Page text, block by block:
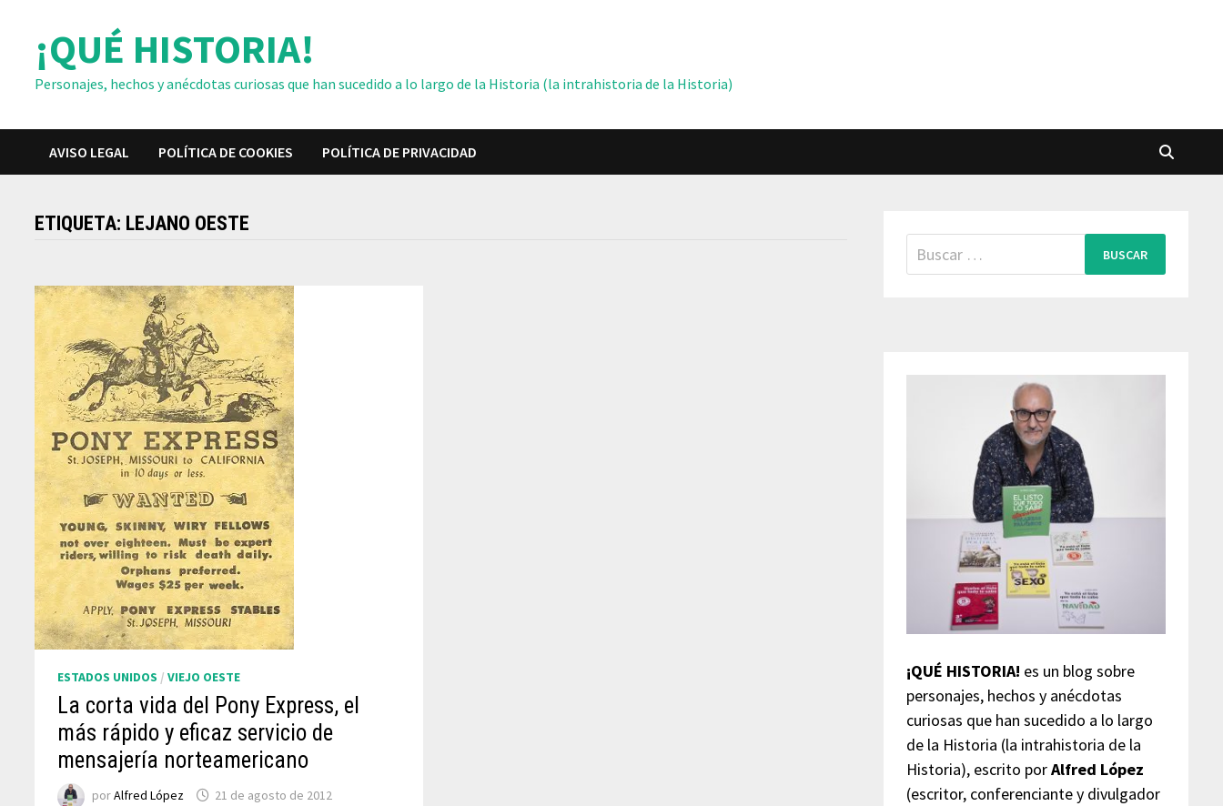
contenido¡QUÉ HISTORIA!
Personajes, hechos y anécdotas curiosas que han sucedido a lo largo de la Historia (la intrahistoria de la Historia)
AVISO LEGAL POLÍTICA DE COOKIES POLÍTICA DE PRIVACIDAD
ETIQUETA: LEJANO OESTE
ESTADOS UNIDOS /VIEJO OESTE
La corta vida del Pony Express, el
más rápido y eficaz servicio de
mensajería norteamericano
porAlfred López 21 de agosto de 2012
Buscar:
¡QUÉ HISTORIA! es un blog sobre
personajes, hechos y anécdotas
curiosas que han sucedido a lo largo
de la Historia (la intrahistoria de la
Historia), escrito porAlfred López
(escritor, conferenciante y divulgador